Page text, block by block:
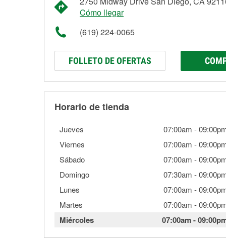
Cómo llegar
(619) 224-0065
FOLLETO DE OFERTAS
Horario de tienda
Jueves 07:00am -
Viernes
07:00am -
Sábado
07:00am -
Domingo
07:30am -
Lunes
07:00am -
Martes
07:00am -
Miércoles 07:00am-